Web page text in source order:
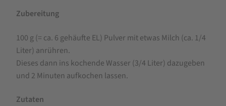
Zubereitung
100 g (= ca. 6 gehäufte EL) Pulver mit etwas Milch (ca. 1/4
Liter) anrühren.
Dieses dann ins kochende Wasser (3/4 Liter) dazugeben
und 2 Minuten aufkochen lassen.
Zutaten